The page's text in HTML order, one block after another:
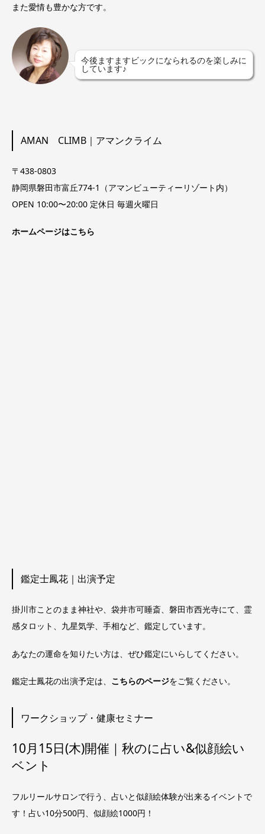
また愛情も豊かな方です。
今後ますますビックになられるのを楽しみに
しています♪
AMAN CLIMB｜アマンクライム
〒438-0803
静岡県磐田市富丘774-1（アマンビューティーリゾート内）
OPEN 10:00〜20:00 定休日 毎週火曜日
ホームページはこちら
鑑定士鳳花｜出演予定
掛川市ことのまま神社や、袋井市可睡斎、磐田市西光寺にて、霊
感タロット、九星気学、手相など、鑑定しています。
あなたの運命を知りたい方は、ぜひ鑑定にいらしてください。
鑑定士鳳花の出演予定は、 こちらのページをご覧ください。
ワークショップ・健康セミナー
10月15日(木)開催｜秋のに占い&似顔絵い
ベント
フルリールサロンで行う、占いと似顔絵体験が出来るイベントで
す！占い10分500円、似顔絵1000円！